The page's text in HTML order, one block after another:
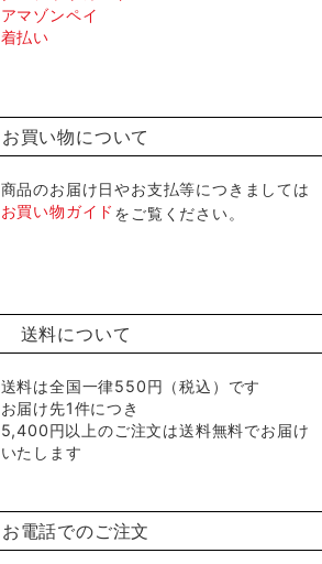
アマゾンペイ
着払い
お買い物について
商品のお届け日やお支払等につきましては
お買い物ガイド をご覧ください。
送料について
送料は全国一律550円（税込）です
お届け先1件につき
5,400円以上のご注文は送料無料でお届け
いたします
お電話でのご注文